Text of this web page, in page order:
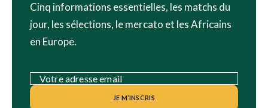
Cinq informations essentielles, les matchs du
jour, les sélections, le mercato et les Africains
en Europe.
JE M’INSCRIS